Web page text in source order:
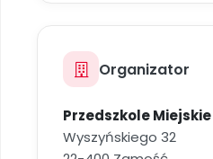
Organizator
Przedszkole
Wyszyńskiego 32